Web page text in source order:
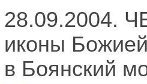
Межконфессиональные
отношения
Нарушения прав
верующих
Официальная хроника
История
Хроники
28.09.2004.
иконы
в Боянский